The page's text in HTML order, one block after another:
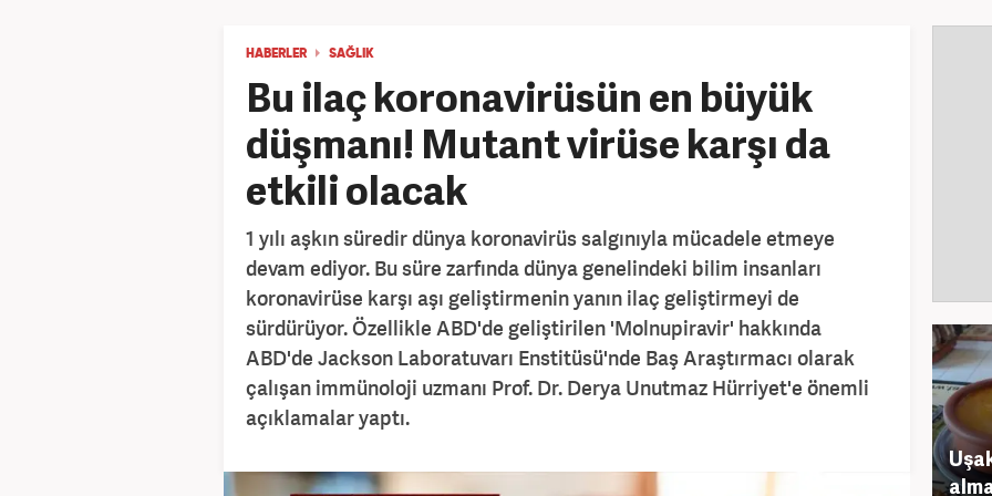
HABERLER SAĞLIK
Bu ilaç koronavirüsün en büyük
düşmanı! Mutant virüse karşı da
etkili olacak
1 yılı aşkın süredir dünya koronavirüs salgınıyla mücadele etmeye
devam ediyor. Bu süre zarfında dünya genelindeki bilim insanları
koronavirüse karşı aşı geliştirmenin yanın ilaç geliştirmeyi de
sürdürüyor. Özellikle ABD'de geliştirilen 'Molnupiravir' hakkında
ABD'de Jackson Laboratuvarı Enstitüsü'nde Baş Araştırmacı olarak
çalışan immünoloji uzmanı Prof. Dr. Derya Unutmaz Hürriyet'e önemli
açıklamalar yaptı.